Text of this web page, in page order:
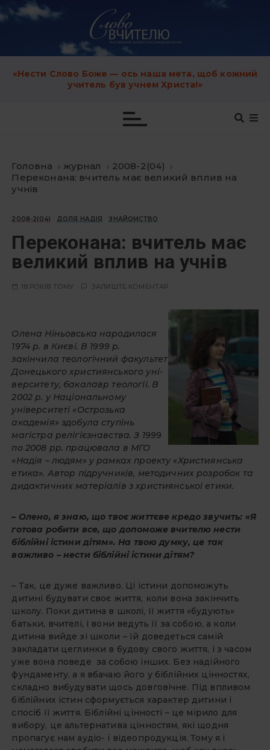
k
o
«Нести Слово Боже — ось наша мета, щоб кожний
учитель був учнем Христа!»
Головна журнал
2008-2(04)
Переконана: вчитель має великий вплив на
учнів
2008-2(04) ДОЛЯ НАДІЯ ЗНАЙОМСТВО
Переконана: вчитель має
великий вплив на учнів
18 РОКІВ ТОМУ ЗАЛИШТЕ КОМЕНТАР
Олена Ніньовська народилася
1974 р. в Києві. В 1999 р.
закінчила теологічний факультет
Донецького християнського уні-
верситету, бакалавр теології. В
2002 р. у Національному
університеті «Острозька
академія» здобула ступінь
магістра релігієзнавства. З 1999
по 2008 рр. працювала в МГО
«Надія – людям» у рамках проекту «Християнська
етика». Автор підручників, методичних розробок та
дидактичних матеріалів з християнської етики.
– Олено, я знаю, що твоє життєве кредо звучить: «Я
готова робити все, що допоможе вчителю нести
біблійні істини дітям». На твою думку, це так
важливо – нести біблійні істини дітям?
– Так, це дуже важливо. Ці істини допоможуть
дитині будувати своє життя, коли вона закінчить
школу. Поки дитина в школі, її життя «будують»
батьки, вчителі, і вони ведуть її за собою, а коли
дитина вийде зі школи – їй доведеться самій
закладати цеглинки в будову свого життя, і з часом
уже вона поведе за собою інших. Без надійного
фундаменту, а я вбачаю його у біблійних цінностях,
складно вибудувати щось довговічне. Під впливом
біблійних істин сформується характер дитини і
спосіб її життя. Біблійні цінності – це мірило для
вибору, це альтернатива цінностям, які щодня
пропагує нам аудіо- і відеопродукція. Тому я і